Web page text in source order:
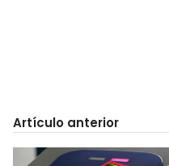
Artículo anterior